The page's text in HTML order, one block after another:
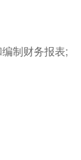
制财务报表;